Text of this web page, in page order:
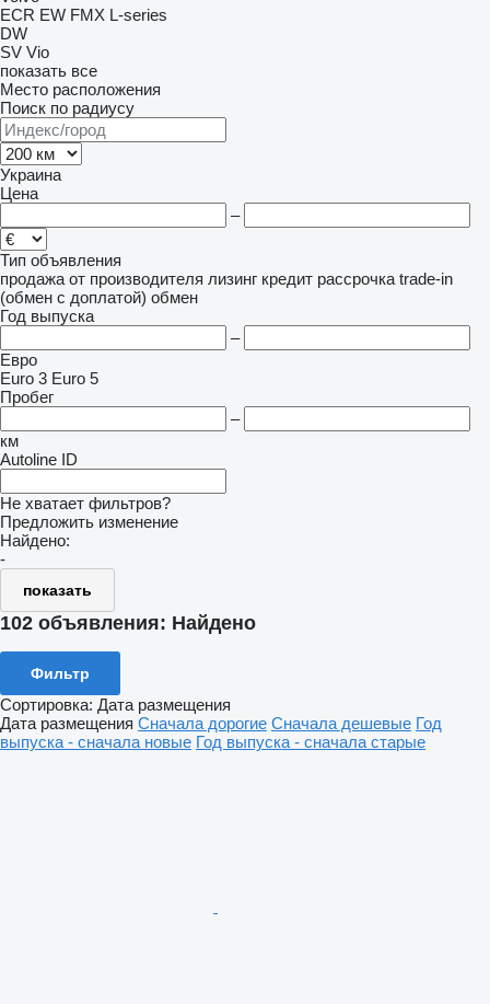
ECR EW FMX L-series
DW
SV Vio
показать все
Место расположения
Поиск по радиусу
Украина
Цена
–
Тип объявления
продажа от производителя лизинг кредит рассрочка trade-in
(обмен с доплатой) обмен
Год выпуска
–
Евро
Euro 3 Euro 5
Пробег
–
км
Autoline ID
Не хватает фильтров?
Предложить изменение
Найдено:
-
показать
102 объявления: Найдено
Фильтр
Сортировка: Дата размещения
Дата размещения Сначала дорогие Сначала дешевые Год
выпуска - сначала новые Год выпуска - сначала старые